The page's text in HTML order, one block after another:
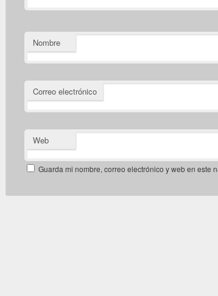
Nombre
Correo electrónico
Web
Guarda mi nombre, correo electrónico y web en este